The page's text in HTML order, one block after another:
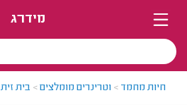
מידרג
חיות מחמד > וטרינרים מומלצים> בית זית